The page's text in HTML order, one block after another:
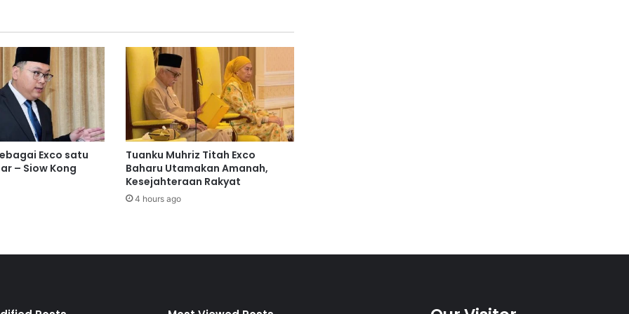
n
a
n
m
e
w
u
j
u
d
l
Exco satu
– Siow Kong
Tuanku Muhriz Titah Exco
Baharu Utamakan Amanah,
Kesejahteraan Rakyat
4 hours ago